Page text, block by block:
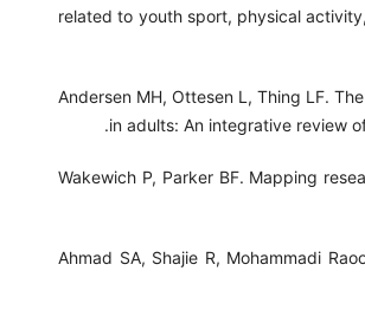
related to youth sport, physical
Andersen MH, Ottesen L, Thing LF.
in adults: An integrative review
Wakewich P, Parker BF. Mapping
Ahmad SA, Shajie R, Mohammadi